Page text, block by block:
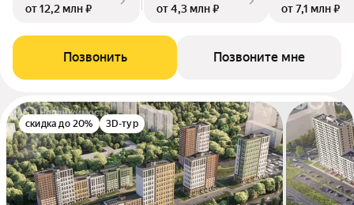
от 12,2 млн ₽
от 4,3 млн ₽
от 7,1 млн ₽
Позвонить Позвоните мне
скидка до 20% 3D-тур